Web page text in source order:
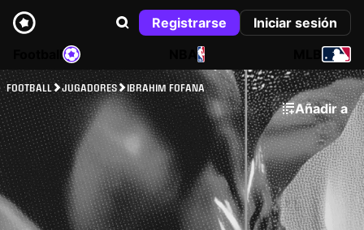
Registrarse
Iniciar sesión
NBA
FOOTBALL JUGADORES IBRAHIM FOFANA
Añadir a